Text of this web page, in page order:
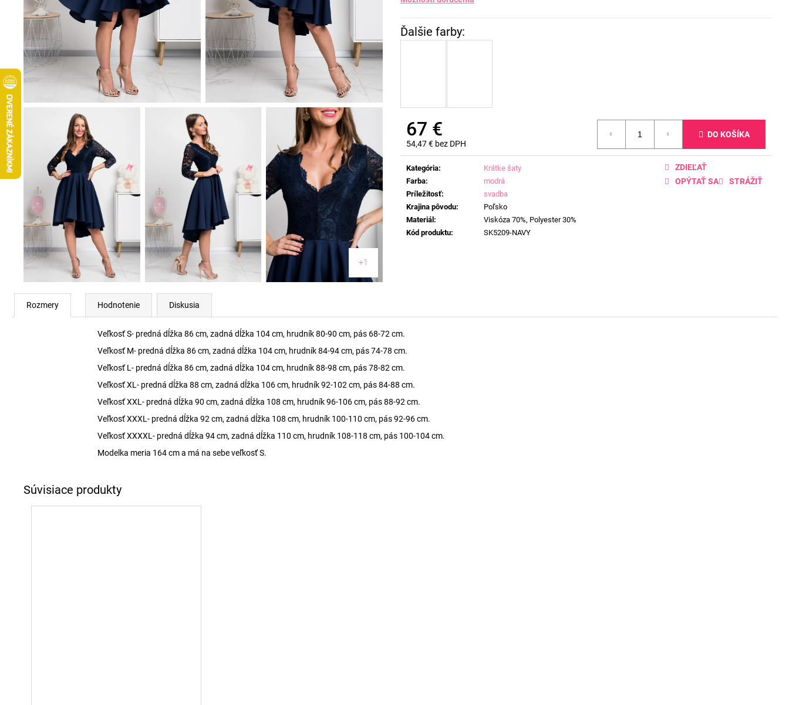
67 €
54,47 € bez DPH
Jednotková
cena:
DO KOŠÍKA
Kategória:
Krátke šaty
Farba:
modrá
Príležitosť:
svadba
Krajina pôvodu:
Poľsko
Materiál:
Viskóza 70%, Polyester 30%
Kód produktu: SK5209-NAVY
OPÝTAŤ SA STRÁŽIŤ
ZDIEĽAŤ
+1
Rozmery Hodnotenie Diskusia
Veľkosť S- predná dĺžka 86 cm, zadná dĺžka 104 cm, hrudník 80-90 cm, pás 68-72 cm.
Veľkosť M- predná dĺžka 86 cm, zadná dĺžka 104 cm, hrudník 84-94 cm, pás 74-78 cm.
Veľkosť L- predná dĺžka 86 cm, zadná dĺžka 104 cm, hrudník 88-98 cm, pás 78-82 cm.
Veľkosť XL- predná dĺžka 88 cm, zadná dĺžka 106 cm, hrudník 92-102 cm, pás 84-88 cm.
Veľkosť XXL- predná dĺžka 90 cm, zadná dĺžka 108 cm, hrudník 96-106 cm, pás 88-92 cm.
Veľkosť XXXL- predná dĺžka 92 cm, zadná dĺžka 108 cm, hrudník 100-110 cm, pás 92-96 cm.
Veľkosť XXXXL- predná dĺžka 94 cm, zadná dĺžka 110 cm, hrudník 108-118 cm, pás 100-104 cm.
Modelka meria 164 cm a má na sebe veľkosť S.